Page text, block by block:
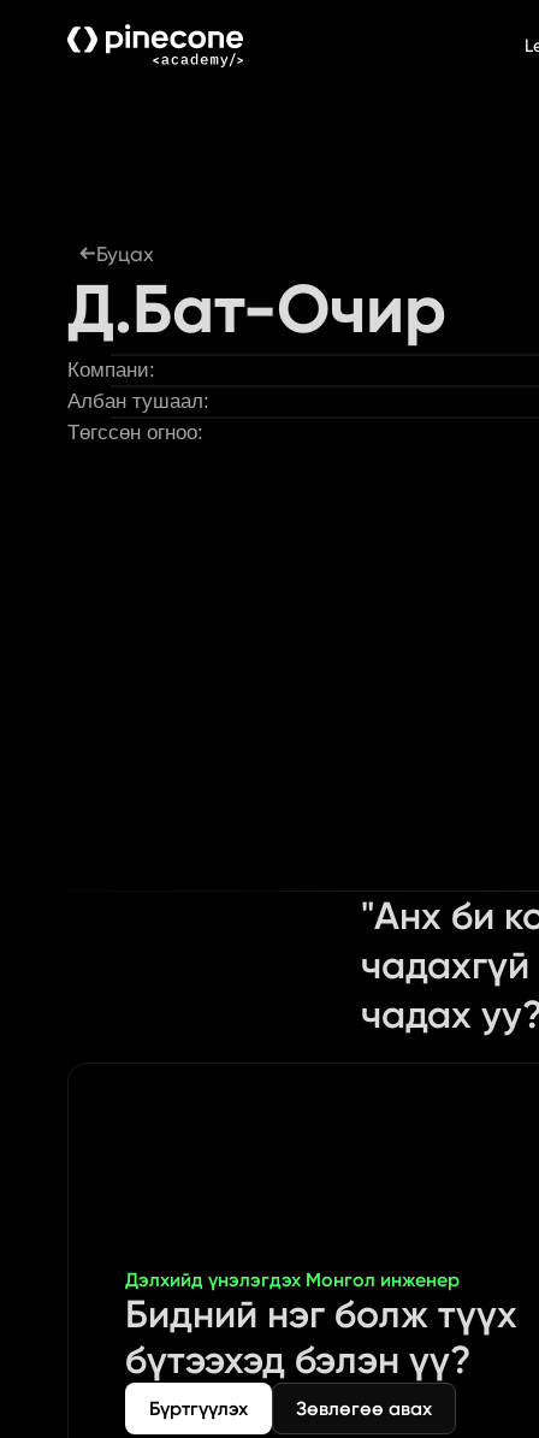
Буцах
Д.Бат-Очир
Компани:
Албан тушаал:
Төгссөн огноо:
"Анх би
чадах
Дэлхийд үнэлэгдэх Монгол инженер
Бидний нэг болж түүх
бүтээхэд бэлэн үү?
Бүртгүүлэх Зөвлөгөө авах